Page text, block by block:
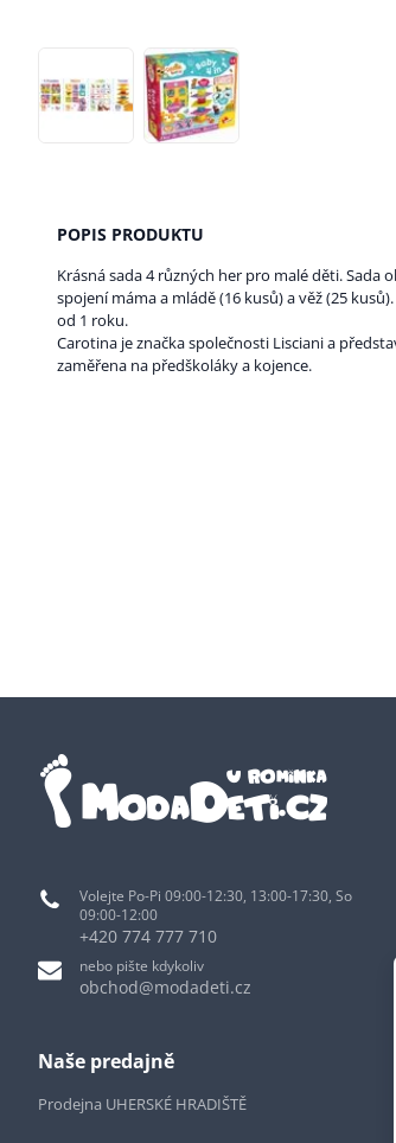
POPIS PRODUKTU
Krásná sada 4 různých her pro malé děti. Sada
spojení máma a mládě (16 kusů) a věž (25
od 1 roku.
Carotina je značka společnosti Lisciani a
zaměřena na předškoláky a kojence.
Volejte Po-Pi 09:00-12:30, 13:00-17:30, So
09:00-12:00
+420 774 777 710
nebo pište kdykoliv
obchod@modadeti.cz
Naše predajně
Prodejna UHERSKÉ HRADIŠTĚ